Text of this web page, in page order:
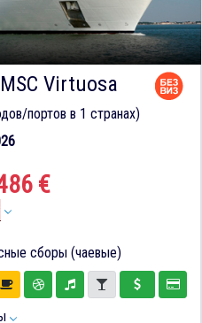
Virtuosa
портов в 1 странах)
€
сборы (чаевые)